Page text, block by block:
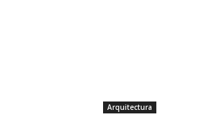
Arquitectura